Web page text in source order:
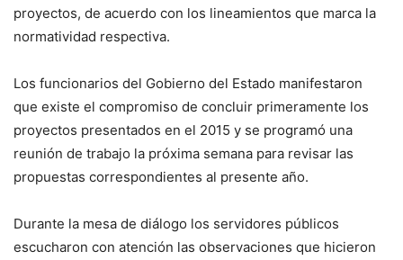
proyectos, de acuerdo con los lineamientos que marca la
normatividad respectiva.
Los funcionarios del Gobierno del Estado manifestaron
que existe el compromiso de concluir primeramente los
proyectos presentados en el 2015 y se programó una
reunión de trabajo la próxima semana para revisar las
propuestas correspondientes al presente año.
Durante la mesa de diálogo los servidores públicos
escucharon con atención las observaciones que hicieron